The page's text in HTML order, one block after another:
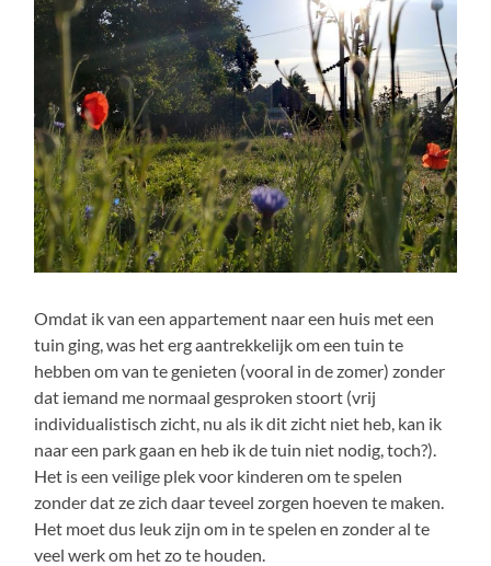
Omdat ik van een appartement naar een huis met een
tuin ging, was het erg aantrekkelijk om een tuin te
hebben om van te genieten (vooral in de zomer) zonder
dat iemand me normaal gesproken stoort (vrij
individualistisch zicht, nu als ik dit zicht niet heb, kan ik
naar een park gaan en heb ik de tuin niet nodig, toch?).
Het is een veilige plek voor kinderen om te spelen
zonder dat ze zich daar teveel zorgen hoeven te maken.
Het moet dus leuk zijn om in te spelen en zonder al te
veel werk om het zo te houden.